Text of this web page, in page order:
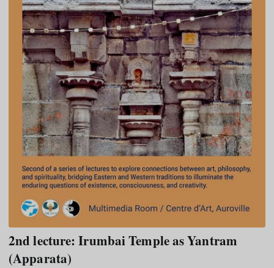
2nd lecture: Irumbai Temple as Yantram
(Apparata)